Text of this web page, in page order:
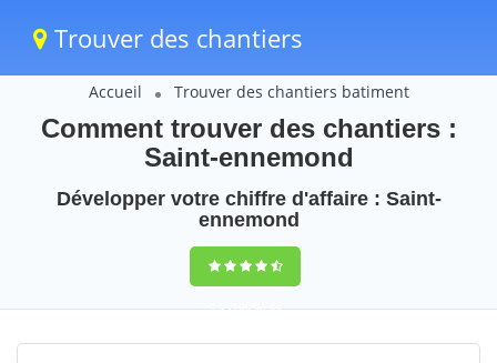
Trouver des chantiers
Accueil Trouver des chantiers batiment
Comment trouver des chantiers :
Saint-ennemond
Développer votre chiffre d'affaire : Saint-
ennemond
9,5(100%)44
votes